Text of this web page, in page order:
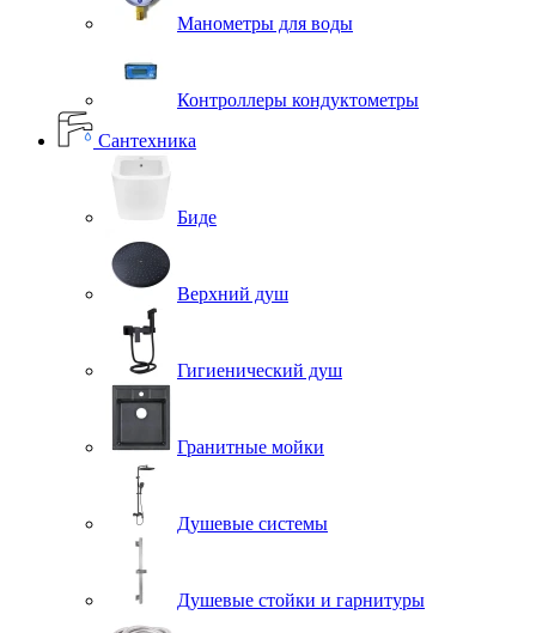
Манометры для воды
Контроллеры кондуктометры
Сантехника
Биде
Верхний душ
Гигиенический душ
Гранитные мойки
Душевые системы
Душевые стойки и гарнитуры